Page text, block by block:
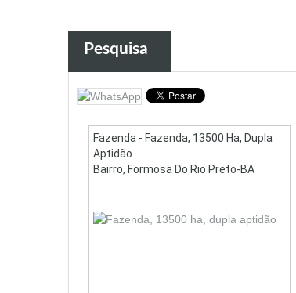
Pesquisa
Fazenda - Fazenda, 13500 Ha, Dupla
Aptidão
Bairro, Formosa Do Rio Preto-BA